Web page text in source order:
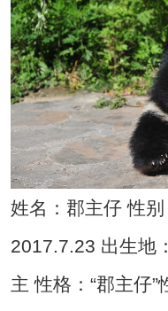
姓名：郡主仔 性别
2017.7.23 出生地
主 性格：“郡主仔